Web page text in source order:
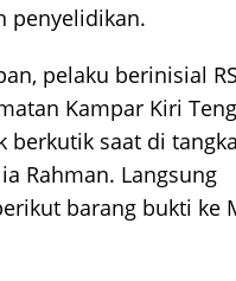
penyelidikan.
pelaku berinisial
Kampar Kiri
berkutik saat di
Rahman. Langsung
barang bukti ke